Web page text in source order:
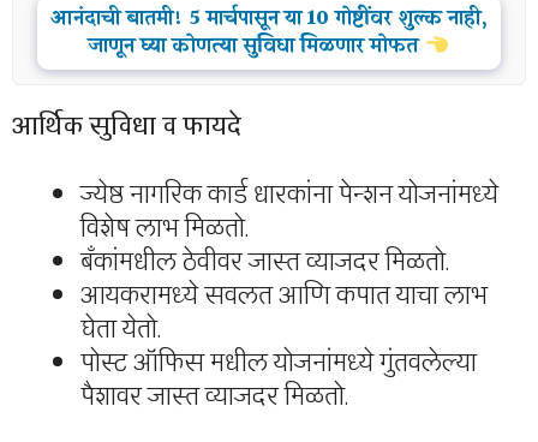
आनंदाची बातमी! 5 मार्चपासून या 10 गोष्टींवर शुल्‍क नाही,
जाणून घ्या कोणत्या सुविधा मिळणार मोफत
आर्थिक सुविधा व फायदे
ज्येष्ठ नागरिक कार्ड धारकांना पेन्शन योजनांमध्ये
विशेष लाभ मिळतो.
बँकांमधील ठेवीवर जास्त व्याजदर मिळतो.
आयकरामध्ये सवलत आणि कपात याचा लाभ
घेता येतो.
पोस्ट ऑफिस मधील योजनांमध्ये गुंतवलेल्या
पैशावर जास्त व्याजदर मिळतो.